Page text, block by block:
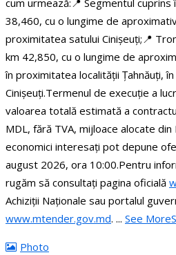
cum urmează:📍 Segmentul
38,460, cu o lungime de
proximitatea satului Cinișeuți;📍
km 42,850, cu o lungime de
în proximitatea localității Țahnăuți,
Cinișeuți.Termenul de execuție a
valoarea totală estimată a
MDL, fără TVA, mijloace alocate din
economici interesați pot depune
august 2026, ora 10:00.Pentru
rugăm să consultați pagina oficială
Achiziții Naționale sau portalul
www.mtender.gov.md. ... See More
Photo